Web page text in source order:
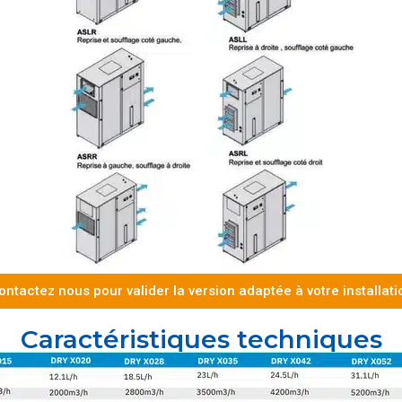
nous pour valider la version adaptée à votre
Caractéristiques techniques